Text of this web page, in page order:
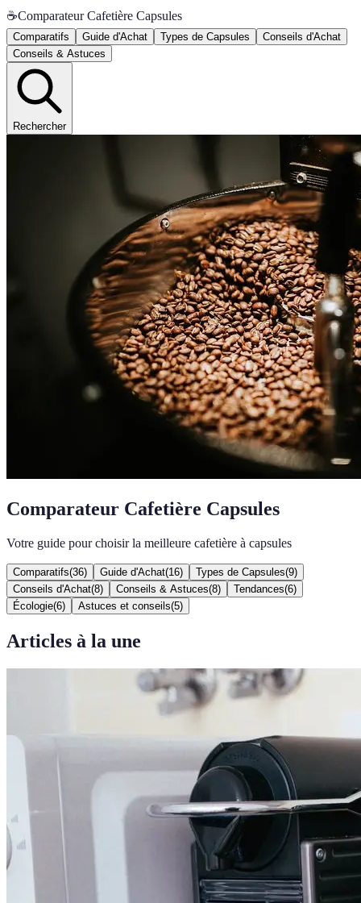
☕Comparateur Cafetière Capsules
Comparatifs Guide d'Achat Types de Capsules
Conseils d'Achat
Conseils & Astuces
Rechercher
Comparateur Cafetière Capsules
Votre guide pour choisir la meilleure cafetière à capsules
Comparatifs(36) Guide d'Achat(16) Types de Capsules(9)
Conseils d'Achat(8) Conseils & Astuces(8) Tendances(6)
Écologie(6) Astuces et conseils(5)
Articles à la une